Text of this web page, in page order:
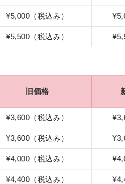
¥5,000（税込み）
¥5,500（税込み）
旧価格
¥3,600（税込み）
¥3,600（税込み）
¥4,000（税込み）
¥4,400（税込み）